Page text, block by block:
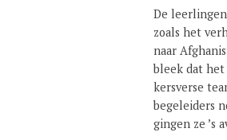
De
zoals het
naar
bleek dat het
kersverse
begeleiders
gingen ze ’s